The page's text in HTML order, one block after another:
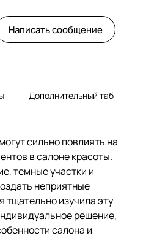
Написать сообщение
Дополнительный таб
сильно повлиять на
в салоне красоты.
темные участки и
неприятные
изучила эту
решение,
салона и